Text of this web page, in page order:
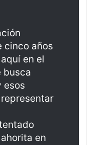
cinco años
en el
busca
esos
en